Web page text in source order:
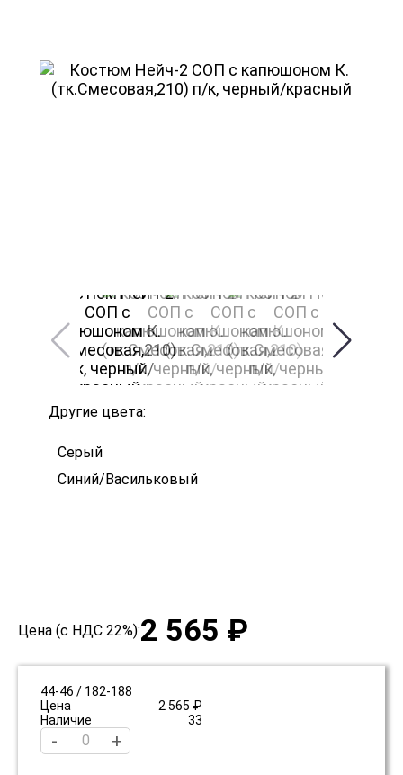
Другие цвета:
Серый
Синий/Васильковый
Цена (с НДС 22%):2 565 ₽
44-46 / 182-188
Цена
2 565 ₽
Наличие
33
- +